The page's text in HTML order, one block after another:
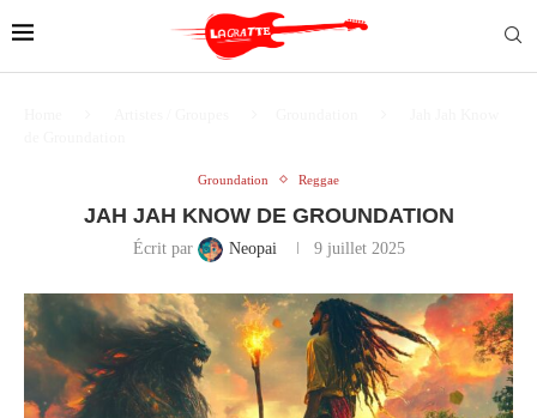
Groundation Reggae
JAH JAH KNOW DE GROUNDATION
Écrit par Neopai 9 juillet 2025